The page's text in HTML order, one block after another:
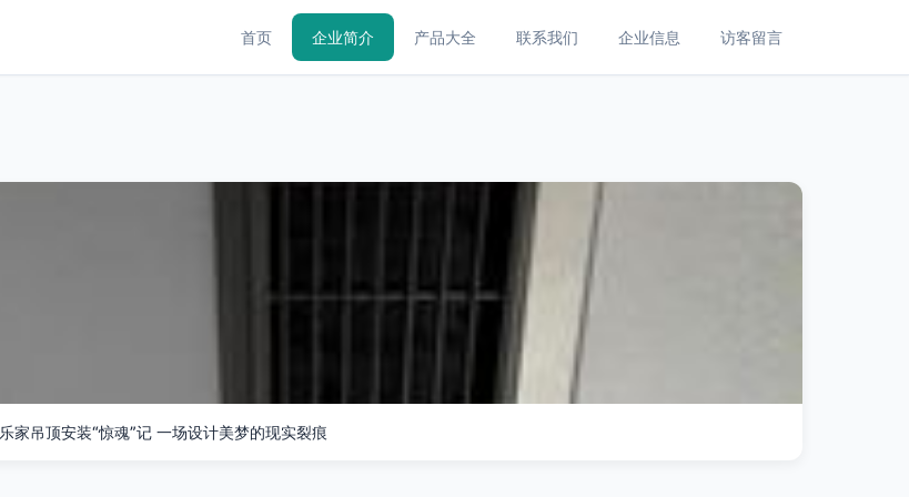
首页 企业简介 产品大全 联系我们 企业信息 访客留言
乐家吊顶安装“惊魂”记 一场设计美梦的现实裂痕